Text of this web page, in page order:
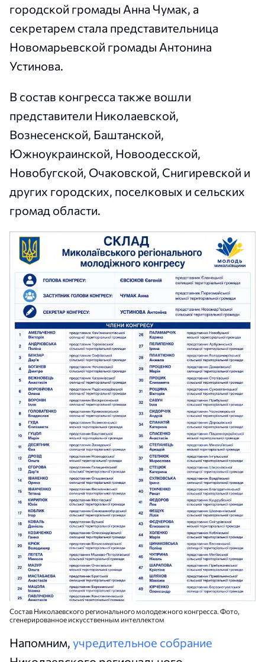
городской громады Анна Чумак, а
секретарем стала представительница
Новомарьевской громады Антонина
Устинова.
В состав конгресса также вошли
представители Николаевской,
Вознесенской, Баштанской,
Южноукраинской, Новоодесской,
Новобугской, Очаковской, Снигиревской и
других городских, поселковых и сельских
громад области.
Состав Николаевского регионального молодежного конгресса. Фото,
сгенерированное искусственным интеллектом
Напомним, учредительное собрание